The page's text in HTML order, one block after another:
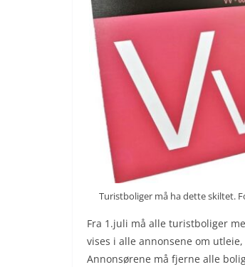
Turistboliger må ha dette skiltet.
Fra 1.juli må alle turistboliger
vises i alle annonsene om
Annonsørene må fjerne alle